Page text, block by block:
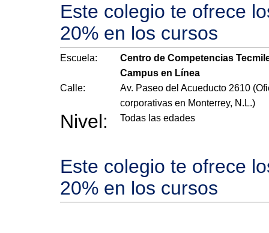
Este colegio te ofrece
20% en los cursos
Escuela:
Centro de Competencias
Campus en Línea
Calle:
Av. Paseo del Acueducto 2610
corporativas en Monterrey, N.L.)
Nivel: Todas las edades
Este colegio te ofrece
20% en los cursos